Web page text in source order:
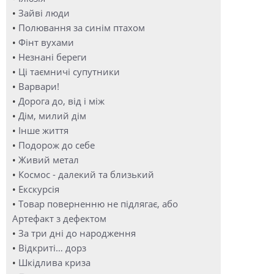
• Зайві люди
• Полювання за синім птахом
• Фінт вухами
• Незнані береги
• Ці таємничі супутники
• Варвари!
• Дорога до, від і між
• Дім, милий дім
• Інше життя
• Подорож до себе
• Живий метал
• Космос - далекий та близький
• Екскурсія
• Товар поверненню не підлягає, або
Артефакт з дефектом
• За три дні до народження
• Відкриті… дорз
• Шкідлива криза